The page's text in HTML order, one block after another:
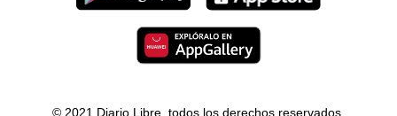
Consulta Libre
© 2021 Diario Libre, todos los derechos reservados.